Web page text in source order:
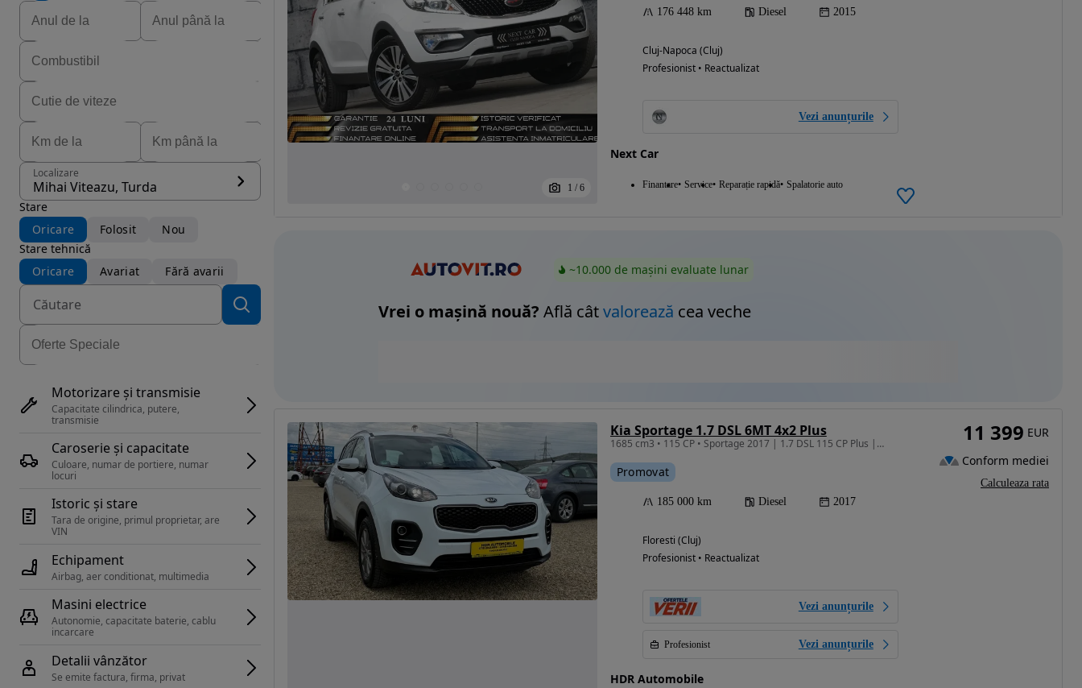
Localizare
Mihai Viteazu, Turda
Stare
Oricare
Folosit
Nou
Stare tehnică
Oricare
Avariat Fără avarii
Motorizare și transmisie
Capacitate cilindrica, putere,
transmisie
Caroserie și capacitate
Culoare, numar de portiere, numar
locuri
Istoric și stare
Tara de origine, primul proprietar, are
Echipament
Airbag, aer conditionat, multimedia
Masini electrice
Autonomie, capacitate baterie, cablu
Detalii vânzător
Se emite factura, firma, privat
1 / 6
176 448 km Diesel 2015
Cluj-Napoca (Cluj)
Profesionist • Reactualizat
Vezi anunțurile
Next Car
Finantare Service Reparație rapidă Spalatorie auto
~10.000 de mașini evaluate lunar
Vrei o mașină nouă? Află câtvalorează cea veche
Kia Sportage 1.7 DSL 6MT 4x2 Plus
1685 cm3 • 115 CP • Sportage 2017 | 1.7 DSL 115 CP Plus | MANUALĂ| Garantie/Rate
Promovat
185 000 km Diesel 2017
Floresti (Cluj)
Profesionist • Reactualizat
Vezi anunțurile
Profesionist Vezi anunțurile
HDR Automobile
11 399 EUR
Conform mediei
Calculeaza rata